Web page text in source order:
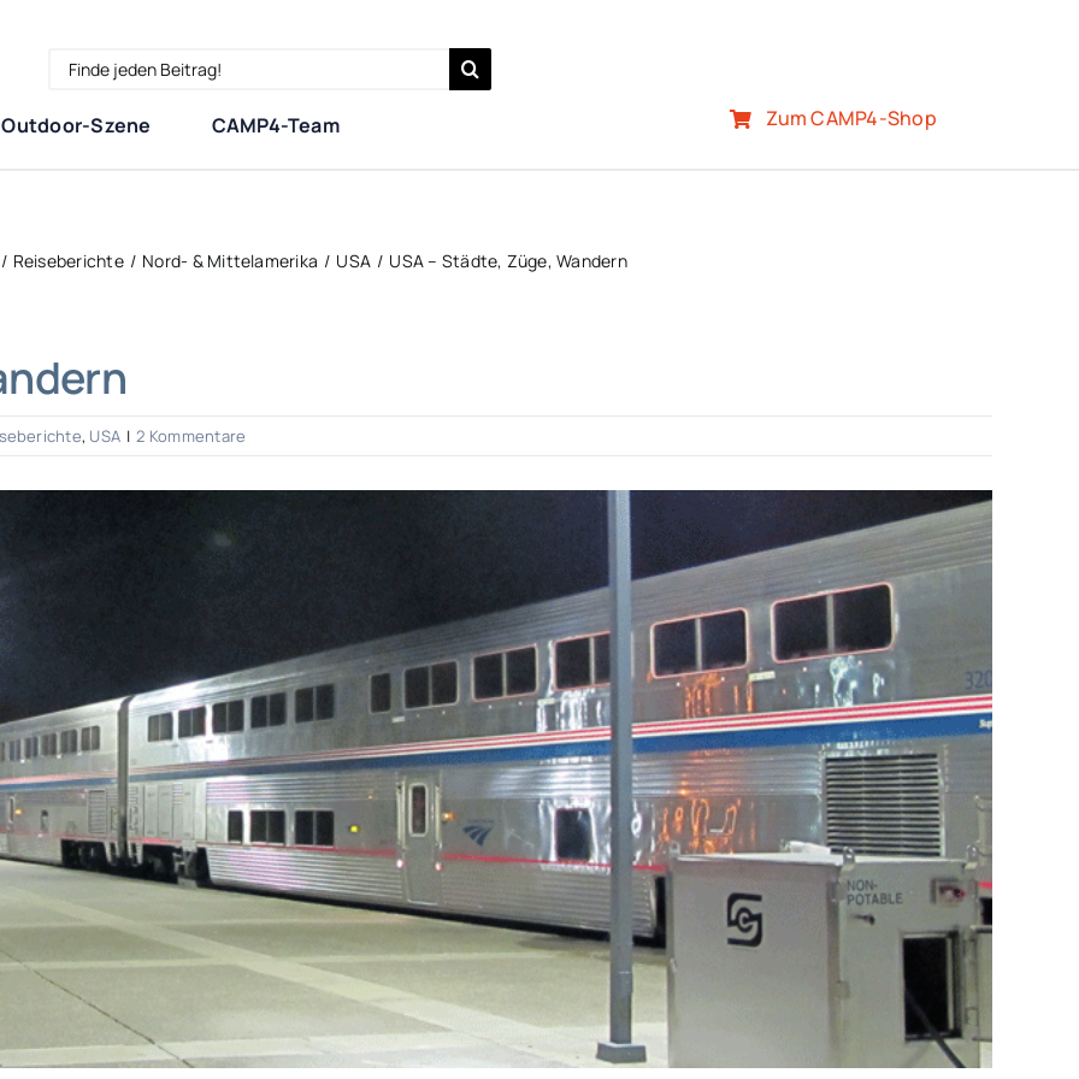
Search
Outdoor-Szene
CAMP4-Team Zum CAMP4-Shop
Reiseberichte Nord- & Mittelamerika USA USA – Städte, Züge, Wandern
, USA | 2 Kommentare